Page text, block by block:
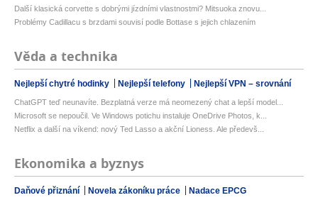
Další klasická corvette s dobrými jízdními vlastnostmi? Mitsuoka znovu...
Problémy Cadillacu s brzdami souvisí podle Bottase s jejich chlazením
Věda a technika
Nejlepší chytré hodinky Nejlepší telefony Nejlepší VPN – srovnání
ChatGPT teď neunavíte. Bezplatná verze má neomezený chat a lepší model...
Microsoft se nepoučil. Ve Windows potichu instaluje OneDrive Photos, k...
Netflix a další na víkend: nový Ted Lasso a akční Lioness. Ale předevš...
Ekonomika a byznys
Daňové přiznání Novela zákoníku práce Nadace EPCG